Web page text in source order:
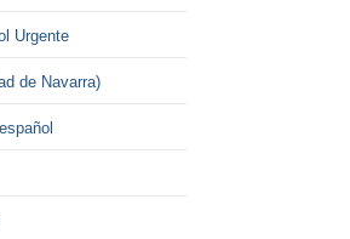
Urgente
de Navarra)